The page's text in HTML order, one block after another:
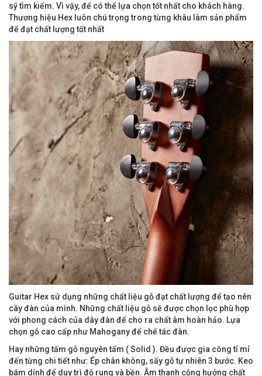
sỹ tìm kiếm. Vì vậy, để có thể lựa chọn tốt nhất cho khách hàng.
Thương hiệu Hex luôn chú trọng trong từng khâu làm sản phẩm
để đạt chất lượng tốt nhất
Guitar Hex sử dụng những chất liệu gỗ đạt chất lượng để tạo nên
cây đàn của mình. Những chất liệu gỗ sẽ được chọn lọc phù hợp
với phong cách của dây đàn để cho ra chất âm hoàn hảo. Lựa
chọn gỗ cao cấp như Mahogany để chế tác đàn.
Hay những tấm gỗ nguyên tấm ( Solid ). Đều được gia công tỉ mỉ
đến từng chi tiết như: Ép chân không, sấy gỗ tự nhiên 3 bước. Keo
bám dính để duy trì độ rung và bền. Âm thanh cộng hưởng chất